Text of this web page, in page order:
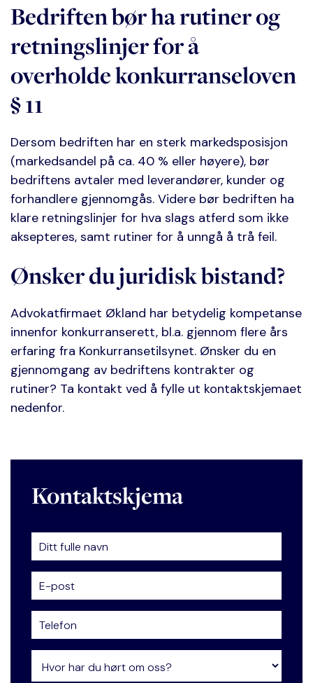
Bedriften bør ha rutiner og
retningslinjer for å
overholde konkurranseloven
§ 11
Dersom bedriften har en sterk markedsposisjon
(markedsandel på ca. 40 % eller høyere), bør
bedriftens avtaler med leverandører, kunder og
forhandlere gjennomgås. Videre bør bedriften ha
klare retningslinjer for hva slags atferd som ikke
aksepteres, samt rutiner for å unngå å trå feil.
Ønsker du juridisk bistand?
Advokatfirmaet Økland har betydelig kompetanse
innenfor konkurranserett, bl.a. gjennom flere års
erfaring fra Konkurransetilsynet. Ønsker du en
gjennomgang av bedriftens kontrakter og
rutiner? Ta kontakt ved å fylle ut kontaktskjemaet
nedenfor.
Kontaktskjema